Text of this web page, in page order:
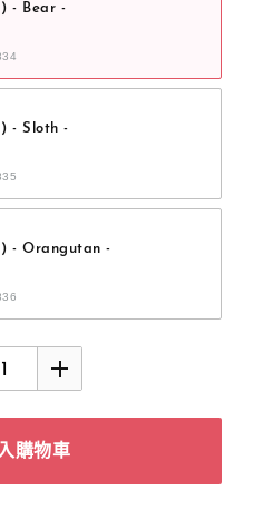
- Bear -
- Sloth -
- Orangutan -
購物車